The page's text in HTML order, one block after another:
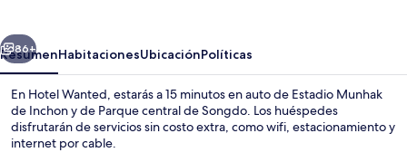
Siguiente
86+
ResumenHabitacionesUbicaciónPolíticas
En Hotel Wanted, estarás a 15 minutos en auto de Estadio Munhak
de Inchon y de Parque central de Songdo. Los huéspedes
disfrutarán de servicios sin costo extra, como wifi, estacionamiento y
internet por cable.